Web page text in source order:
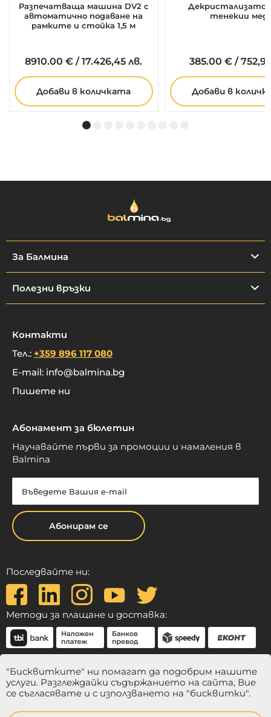
Разпечатваща машина DV2 с
автоматично подаване на
рамките и стойка 1,5 м
8910.00 € /17.426,45 лв.
Добави в количката
Декристализатор
тенекии мед
385.00 € /
Добави в
За Балмина
Полезни връзки
Контакти
Тел.: +359 896 117 080
E-mail: info@balmina.bg
Пишете ни
Абонамент за бюлетин
Научавайте първи за промоции и намаления в
Balmina
Абонирам се
Последвайте ни:
Методи за плащане и доставка:
"Бисквитките" ни помагат да подобрим нашите
услуги. Разглеждайки съдържанието на сайта, Вие
се съгласявате и с използването на "бисквитки".